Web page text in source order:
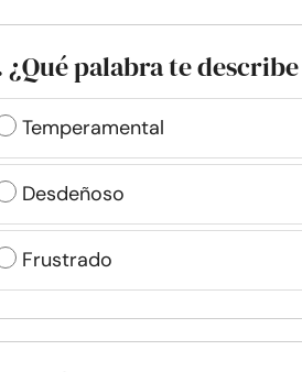
¿Qué palabra te
Temperamental
Desdeñoso
Frustrado